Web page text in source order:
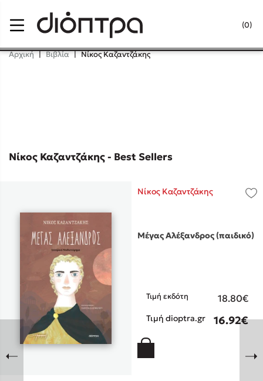
(0)
Κλείσιμο
Χάρης Πολίτης
Καθρέφτης
Sebastian Fitzek
Αρχική | Βιβλία | Νίκος Καζαντζάκης
Νίκος Καζαντζάκης - Best Sellers
Νίκος Καζαντζάκης
Μέγας Αλέξανδρος (παιδικό)
Τιμή εκδότη 18.80€
Τιμή dioptra.gr 16.92€